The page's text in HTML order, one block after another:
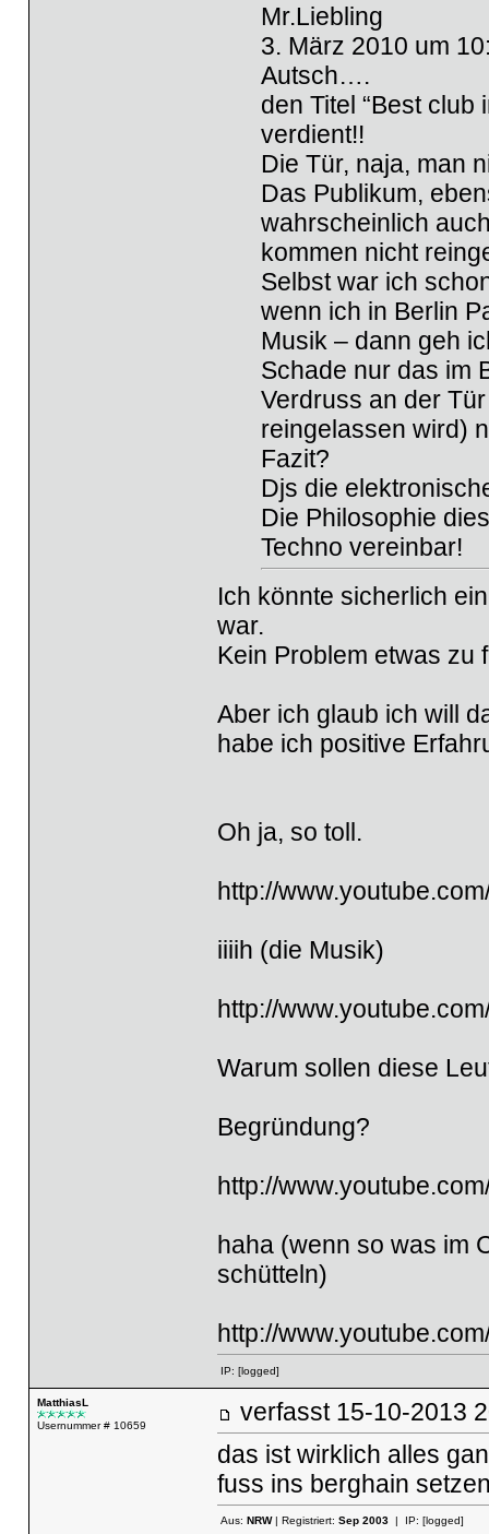
Mr.Liebling
3. März 2010 um
Autsch….
den Titel “Best club
verdient!!
Die Tür, naja, man
Das Publikum,
wahrscheinlich
kommen nicht
Selbst war ich
wenn ich in Berlin
Musik – dann geh
Schade nur das im
Verdruss an der
reingelassen wird)
Fazit?
Djs die
Die Philosophie
Techno vereinbar!
Ich könnte sicherlich
war.
Kein Problem etwas zu
Aber ich glaub ich will
habe ich positive
Oh ja, so toll.
http://
iiiih (die Musik)
http://
Warum sollen diese
Begründung?
http://
haha (wenn so was im
schütteln)
http://
IP: [logged]
MatthiasL
Usernummer # 10659
verfasst 15-10-
das ist wirklich alles
fuss ins berghain
Aus: NRW| Registriert: Sep 2003| IP: [logged]